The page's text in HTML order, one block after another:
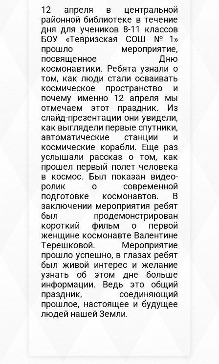
12 апреля в центральной
районной библиотеке в течение
дня для учеников 8-11 классов
БОУ «Тевризская СОШ №1»
прошло мероприятие,
посвященное Дню
космонавтики. Ребята узнали о
том, как люди стали осваивать
космическое пространство и
почему именно 12 апреля мы
отмечаем этот праздник. Из
слайд-презентации они увидели,
как выглядели первые спутники,
автоматические станции и
космические корабли. Еще раз
услышали рассказ о том, как
прошел первый полет человека
в космос. Был показан видео-
ролик о современной
подготовке космонавтов. В
заключении мероприятия ребят
был продемонстрирован
короткий фильм о первой
женщине космонавте Валентине
Терешковой. Мероприятие
прошло успешно, в глазах ребят
был живой интерес и желание
узнать об этом дне больше
информации. Ведь это общий
праздник, соединяющий
прошлое, настоящее и будущее
людей нашей Земли.